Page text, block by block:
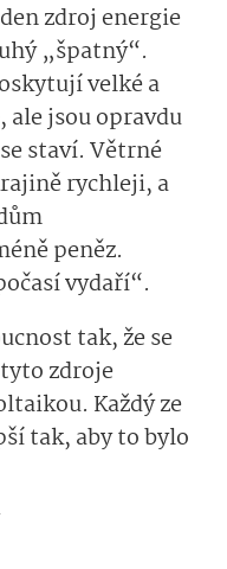
zdroj energie
„špatný“.
velké a
jsou opravdu
staví. Větrné
rychleji, a
peněz.
vydaří“.
tak, že se
tyto zdroje
Každý ze
tak, aby to bylo